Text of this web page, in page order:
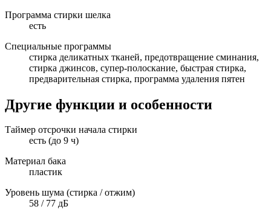
Программа стирки шелка
есть
Специальные программы
стирка деликатных тканей, предотвращение сминания,
стирка джинсов, супер-полоскание, быстрая стирка,
предварительная стирка, программа удаления пятен
Другие функции и особенности
Таймер отсрочки начала стирки
есть (до 9 ч)
Материал бака
пластик
Уровень шума (стирка / отжим)
58 / 77 дБ